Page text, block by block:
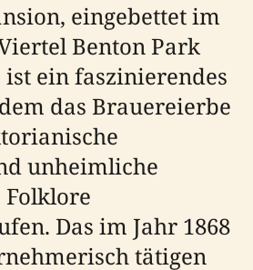
eingebettet im
Benton Park
ist ein faszinierendes
das Brauereierbe
unheimliche
Das im Jahr 1868
tätigen